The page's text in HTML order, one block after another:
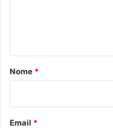
g
n
e
l
i
.
o
Nome *
Email *